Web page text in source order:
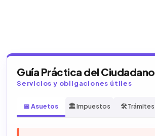
Guía Práctica del Ciudadano
Servicios y obligaciones útiles
📅 Asuetos 🏛️ Impuestos 🛠️ Trámites